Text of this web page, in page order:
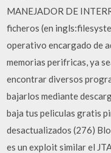
MANEJADOR DE
ficheros (en
operativo encargado de
memorias perifricas, ya
encontrar diversos
bajarlos mediante
baja tus peliculas gratis
desactualizados (276)
es un exploit similar el